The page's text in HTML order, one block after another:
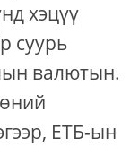
хэцүү
суурь
валютын.
ЕТБ-ын